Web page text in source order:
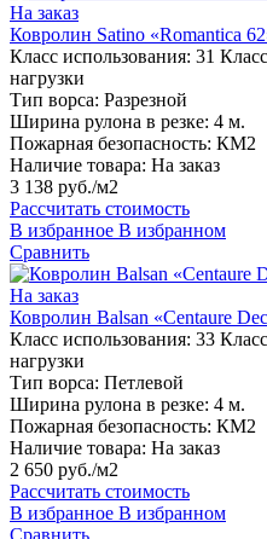
На заказ
Ковролин Satino «Romantica
Класс использования: 31
нагрузки
Тип ворса: Разрезной
Ширина рулона в резке: 4 м.
Пожарная безопасность: КМ2
Наличие товара: На заказ
3 138 руб./м2
Рассчитать стоимость
В избранное В избранном
Сравнить
На заказ
Ковролин Balsan «Centaure
Класс использования: 33
нагрузки
Тип ворса: Петлевой
Ширина рулона в резке: 4 м.
Пожарная безопасность: КМ2
Наличие товара: На заказ
2 650 руб./м2
Рассчитать стоимость
В избранное В избранном
Сравнить